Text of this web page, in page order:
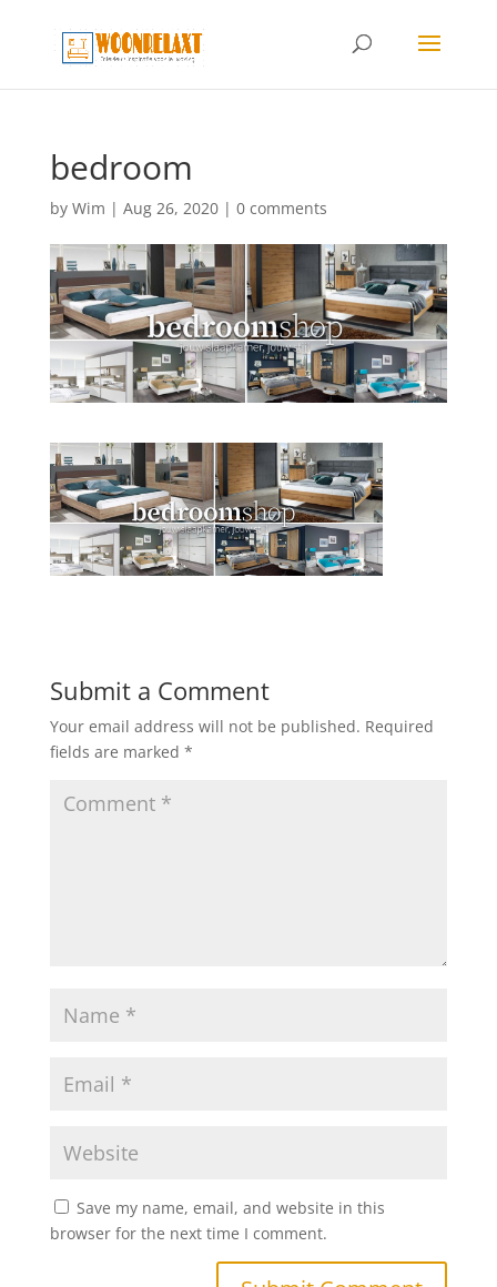
bedroom
by Wim | Aug 26, 2020| 0 comments
Submit a Comment
Your email address will not be published. Required
fields are marked *
Save my name, email, and website in this
browser for the next time I comment.